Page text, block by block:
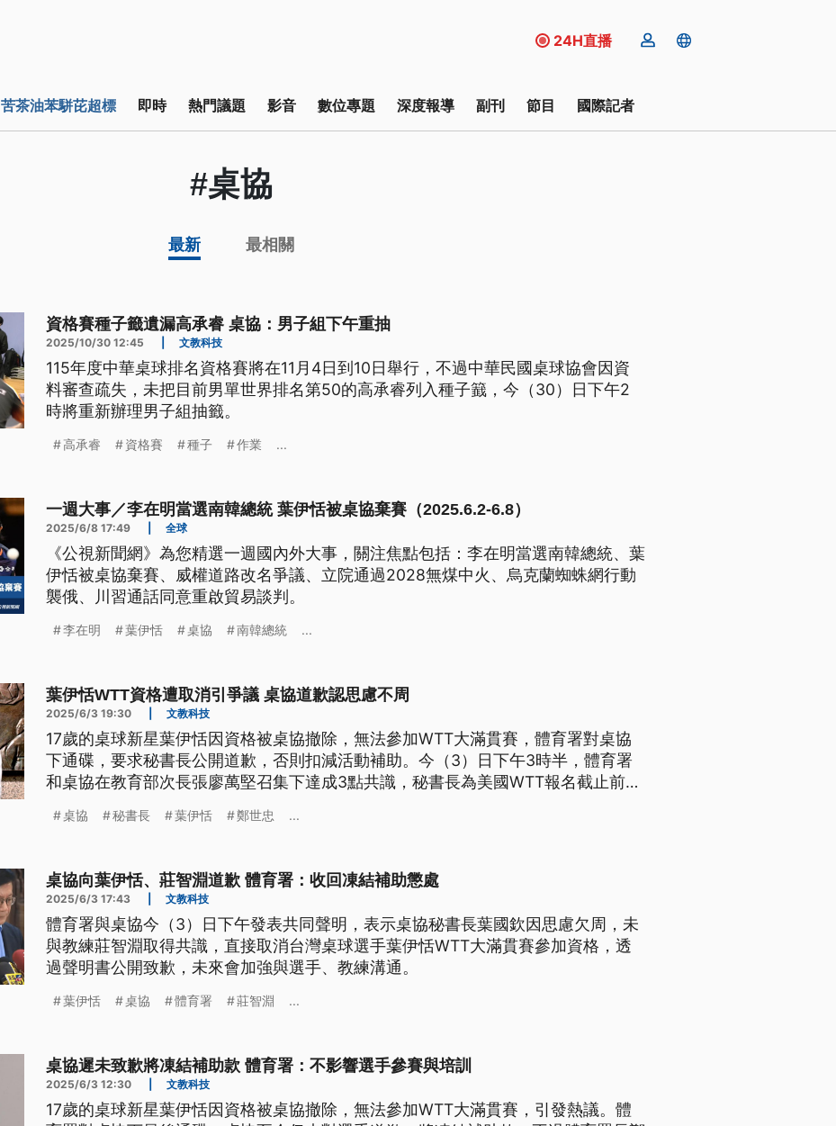
24H直播
苦茶油苯駢芘超標 即時 熱門議題 影音 數位專題 深度報導 副刊 節目 國際記者
#桌協
最新 最相關
資格賽種子籤遺漏高承睿 桌協：男子組下午重抽
2025/10/30 12:45 文教科技
115年度中華桌球排名資格賽將在11月4日到10日舉行，不過中華民國桌球協會因資
料審查疏失，未把目前男單世界排名第50的高承睿列入種子籖，今（30）日下午2
時將重新辦理男子組抽籤。
高承睿 資格賽 種子 作業 ...
一週大事／李在明當選南韓總統 葉伊恬被桌協棄賽（2025.6.2-6.8）
2025/6/8 17:49 全球
《公視新聞網》為您精選一週國內外大事，關注焦點包括：李在明當選南韓總統、葉
伊恬被桌協棄賽、威權道路改名爭議、立院通過2028無煤中火、烏克蘭蜘蛛網行動
襲俄、川習通話同意重啟貿易談判。
李在明 葉伊恬 桌協 南韓總統 ...
葉伊恬WTT資格遭取消引爭議 桌協道歉認思慮不周
2025/6/3 19:30 文教科技
17歲的桌球新星葉伊恬因資格被桌協撤除，無法參加WTT大滿貫賽，體育署對桌協
下通碟，要求秘書長公開道歉，否則扣減活動補助。今（3）日下午3時半，體育署
和桌協在教育部次長張廖萬堅召集下達成3點共識，秘書長為美國WTT報名截止前未
接受道歉，風波暫時落幕。
桌協 秘書長 葉伊恬 鄭世忠 ...
桌協向葉伊恬、莊智淵道歉 體育署：收回凍結補助懲處
2025/6/3 17:43 文教科技
體育署與桌協今（3）日下午發表共同聲明，表示桌協秘書長葉國欽因思慮欠周，未
與教練莊智淵取得共識，直接取消台灣桌球選手葉伊恬WTT大滿貫賽參加資格，透
過聲明書公開致歉，未來會加強與選手、教練溝通。
葉伊恬 桌協 體育署 莊智淵 ...
桌協遲未致歉將凍結補助款 體育署：不影響選手參賽與培訓
2025/6/3 12:30 文教科技
17歲的桌球新星葉伊恬因資格被桌協撤除，無法參加WTT大滿貫賽，引發熱議。體